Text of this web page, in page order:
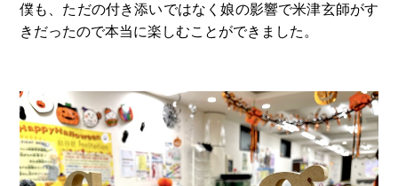
僕も、ただの付き添いではなく娘の影響で米津玄師がす
きだったので本当に楽しむことができました。